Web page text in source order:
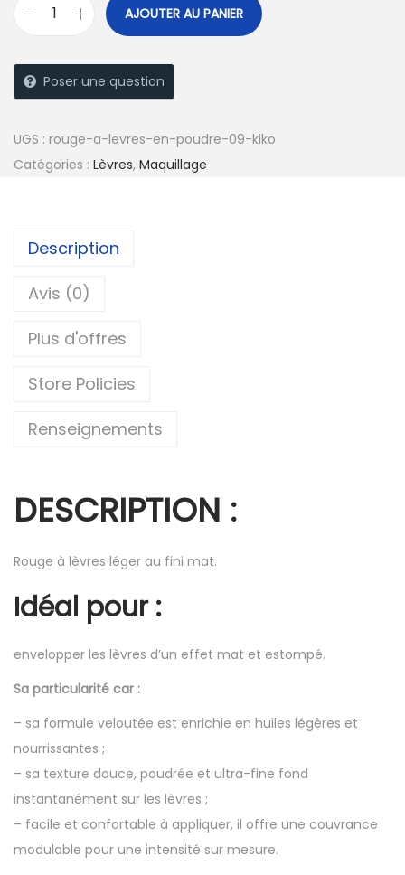
AJOUTER AU PANIER
n
Poser une question
UGS : rouge-a-levres-en-poudre-09-kiko
Catégories : Lèvres, Maquillage
Description
Avis (0)
Plus d'offres
Store Policies
Renseignements
DESCRIPTION :
Rouge à lèvres léger au fini mat.
Idéal pour :
envelopper les lèvres d’un effet mat et estompé.
Sa particularité car :
– sa formule veloutée est enrichie en huiles légères et
nourrissantes ;
– sa texture douce, poudrée et ultra-fine fond
instantanément sur les lèvres ;
– facile et confortable à appliquer, il offre une couvrance
modulable pour une intensité sur mesure.